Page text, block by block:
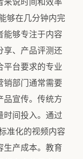
来说时间和效率
够在几分钟内完
能够专注于内容
享、产品评测还
平台要求的专业
销部门通常需要
品宣传。传统方
时间投入。通过
准化的视频内容
生产成本。教育